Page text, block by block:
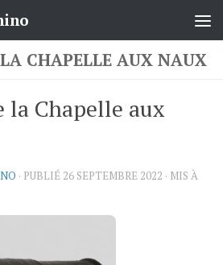
CHAPELLE AUX NAUX
la Chapelle aux
· PUBLIÉ 26 SEPTEMBRE 2022 · MIS À